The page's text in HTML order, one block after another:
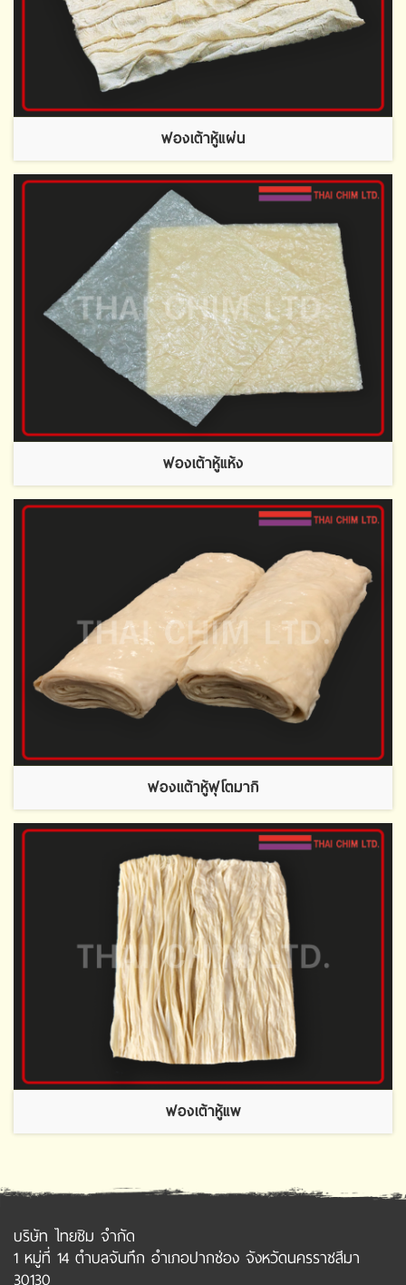
ฟองเต้าหู้แผ่น
ฟองเต้าหู้แห้ง
ฟองเเต้าหู้ฟุโตมากิ
ฟองเต้าหู้แพ
บริษัท ไทยชิม จำกัด
1 หมู่ที่ 14 ตำบลจันทึก อำเภอปากช่อง จังหวัดนครราชสีมา
30130